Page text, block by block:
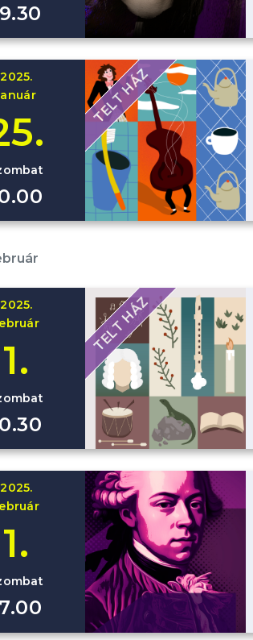
2025.
TELT HÁZ
2025.
1.
TELT HÁZ
2025.
1.